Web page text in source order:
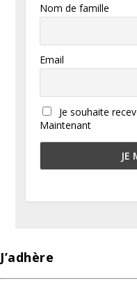
Nom de famille
Email
Je souhaite
Maintenant
J’adhère